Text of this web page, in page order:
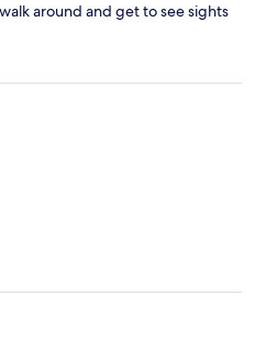
around and get to see sights